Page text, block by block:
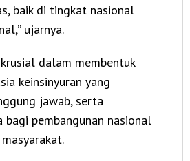
baik di tingkat nasional
ujarnya.
dalam membentuk
keinsinyuran yang
jawab, serta
bagi pembangunan nasional